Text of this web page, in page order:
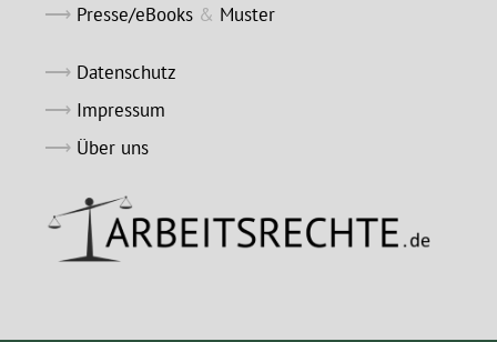
Presse/eBooks & Muster
Datenschutz
Impressum
Über uns